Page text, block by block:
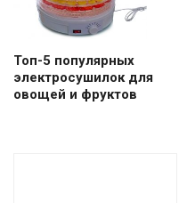
Топ-5 популярных
электросушилок для
овощей и фруктов